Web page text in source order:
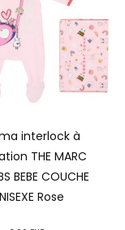
interlock à
THE MARC
BEBE COUCHE
Rose